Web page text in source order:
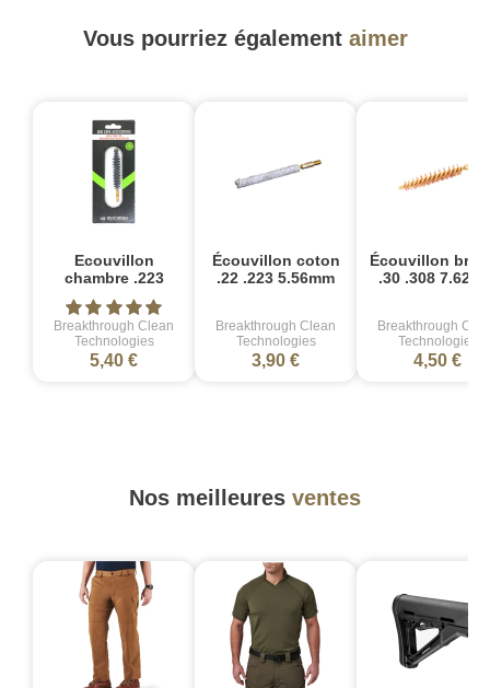
Vous pourriez également aimer
Ecouvillon
chambre .223
Breakthrough Clean
Technologies
5,40 €
Écouvillon coton
.22 .223 5.56mm
Breakthrough Clean
Technologies
3,90 €
Écouvillon
.30 .308
Breakthrough
Technologies
4,50 €
Nos meilleures ventes